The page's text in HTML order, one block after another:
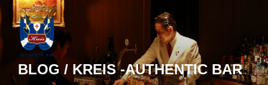
コ
BLOG / KREIS -AUTHENTIC BAR